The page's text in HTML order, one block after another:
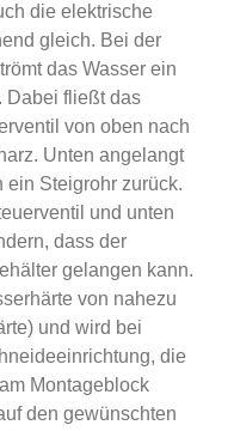
die elektrische
gleich. Bei der
das Wasser ein
Dabei fließt das
von oben nach
Unten angelangt
Steigrohr zurück.
und unten
dass der
gelangen kann.
von nahezu
und wird bei
die
Montageblock
den gewünschten